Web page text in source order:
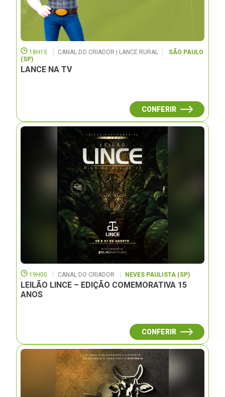
18H15 CANAL DO CRIADOR | LANCE RURAL
SÃO PAULO
(SP)
LANCE NA TV
CONFERIR
19H00 CANAL DO CRIADOR NEVES PAULISTA (SP)
LEILÃO LINCE – EDIÇÃO COMEMORATIVA 15
ANOS
CONFERIR